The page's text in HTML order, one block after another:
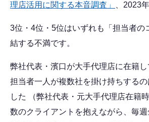
理店活用に関する本音調査」
、2023
3位・4位・5位はいずれも「担当者の
結する不満です。
弊社代表・濱口が大手代理店に在籍
担当者一人が複数社を掛け持ちする
した （弊社代表・元大手代理店在籍
数のクライアントを抱えながら、毎